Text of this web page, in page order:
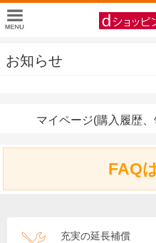
お知らせ
マイページ(購入履歴
FAQ
充実の延長補償